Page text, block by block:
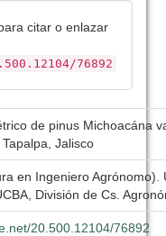
citar o enlazar
76892
de pinus Michoacána
Jalisco
en Ingeniero Agrónomo).
División de Cs.
20.500.12104/76892